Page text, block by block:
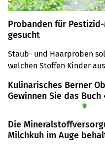
Probanden für
gesucht
Staub- und Haarproben
welchen Stoffen Kinder
Kulinarisches Berner
Gewinnen Sie das
✹
Die
Milchkuh im Auge